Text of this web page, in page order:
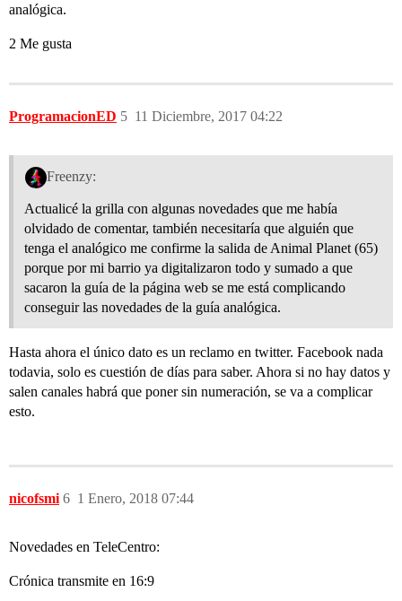
analógica.
2 Me gusta
ProgramacionED 11 Diciembre, 2017 04:22
5
Freenzy:
Actualicé la grilla con algunas novedades que me había
olvidado de comentar, también necesitaría que alguién que
tenga el analógico me confirme la salida de Animal Planet (65)
porque por mi barrio ya digitalizaron todo y sumado a que
sacaron la guía de la página web se me está complicando
conseguir las novedades de la guía analógica.
Hasta ahora el único dato es un reclamo en twitter. Facebook nada
todavia, solo es cuestión de días para saber. Ahora si no hay datos y
salen canales habrá que poner sin numeración, se va a complicar
esto.
nicofsmi 1 Enero, 2018 07:44
6
Novedades en TeleCentro:
Crónica transmite en 16:9